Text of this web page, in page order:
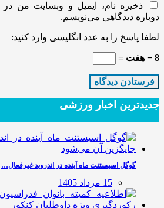
ذخیره نام، ایمیل و وبسایت من
دوباره دیدگاهی می‌نویسم.
لطفا پاسخ را به عدد انگلیسی وارد کنید:
8 − هفت =
جدیدترین‌ اخبار ورزشی
گوگل اسیستنت ماه آینده در اندروید غیرفعال…
15 مرداد 1405